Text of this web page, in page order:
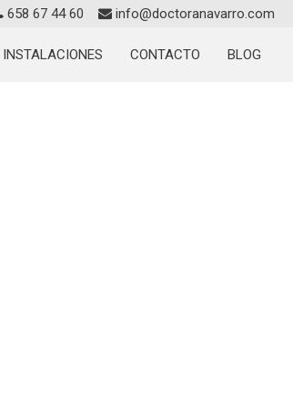
658 67 44 60 info@doctoranavarro.com
INSTALACIONES CONTACTO BLOG